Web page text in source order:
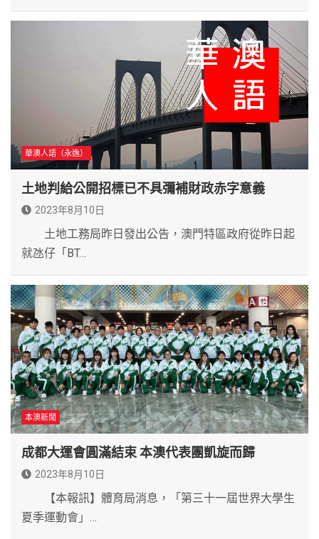
華澳人語（永逸）
土地判給公開招標已不具彌補財政赤字意義
2023年8月10日
土地工務局昨日發出公告，澳門特區政府從昨日起
就氹仔「BT…
本澳新聞
成都大運會圓滿結束 本澳代表團凱旋而歸
2023年8月10日
【本報訊】體育局消息，「第三十一屆世界大學生
夏季運動會」…